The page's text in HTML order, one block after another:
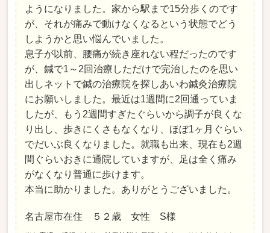
ようになりました。家から駅まで15分歩くのです
が、それが痛みで動けなくなるという状態でどう
しようかと思い悩んでいました。
息子が以前、腰痛が続き座れない程だったのです
が、鍼で1～2回治療しただけで完治したのを思い
出しネットで鍼の治療院を探しあいわ鍼灸治療院
にお願いしました。最近は1週間に2回通っていま
したが、もう2週間すぎたぐらいから調子が良くな
り出し、歩きにくさもなくなり、ほぼ1ヶ月ぐらい
でだいぶ良くなりました。就職も出来、現在も2週
間ぐらいおきに通院していますが、足は全く痛み
がなくなり普通に歩けます。
本当に助かりました。ありがとうございました。
名古屋市在住 ５２歳 女性 S様